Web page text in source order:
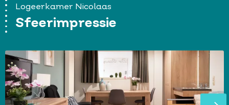
Logeerkamer Nicolaas
Sfeerimpressie